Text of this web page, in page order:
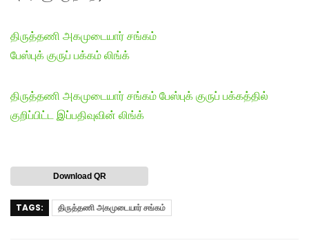
திருத்தணி அகமுடையார் சங்கம்
பேஸ்புக் குருப் பக்கம் லிங்க்
திருத்தணி அகமுடையார் சங்கம் பேஸ்புக் குருப் பக்கத்தில்
குறிப்பிட்ட இப்பதிவுவின் லிங்க்
Download QR
TAGS: திருத்தணி அகமுடையார் சங்கம்